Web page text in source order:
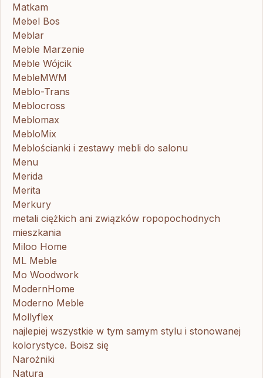
Matkam
Mebel Bos
Meblar
Meble Marzenie
Meble Wójcik
MebleMWM
Meblo-Trans
Meblocross
Meblomax
MebloMix
Meblościanki i zestawy mebli do salonu
Menu
Merida
Merita
Merkury
metali ciężkich ani związków ropopochodnych
mieszkania
Miloo Home
ML Meble
Mo Woodwork
ModernHome
Moderno Meble
Mollyflex
najlepiej wszystkie w tym samym stylu i stonowanej
kolorystyce. Boisz się
Narożniki
Natura